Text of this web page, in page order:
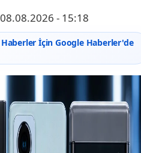
08.08.2026 - 15:18
İçin Google Haberler'de